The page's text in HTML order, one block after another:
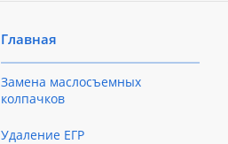
Главная
Замена маслосъемных
колпачков
Удаление ЕГР